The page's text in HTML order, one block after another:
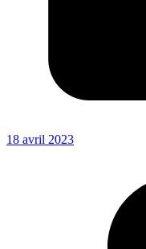
18 avril 2023